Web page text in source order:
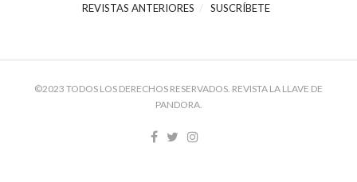
REVISTAS ANTERIORES
SUSCRÍBETE
©2023 TODOS LOS DERECHOS RESERVADOS. REVISTA LA LLAVE DE
PANDORA.